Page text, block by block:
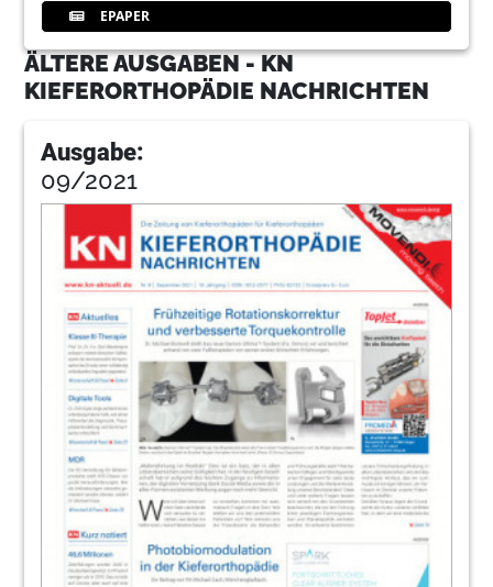
EPAPER
ÄLTERE AUSGABEN - KN
KIEFERORTHOPÄDIE NACHRICHTEN
Ausgabe:
09/2021